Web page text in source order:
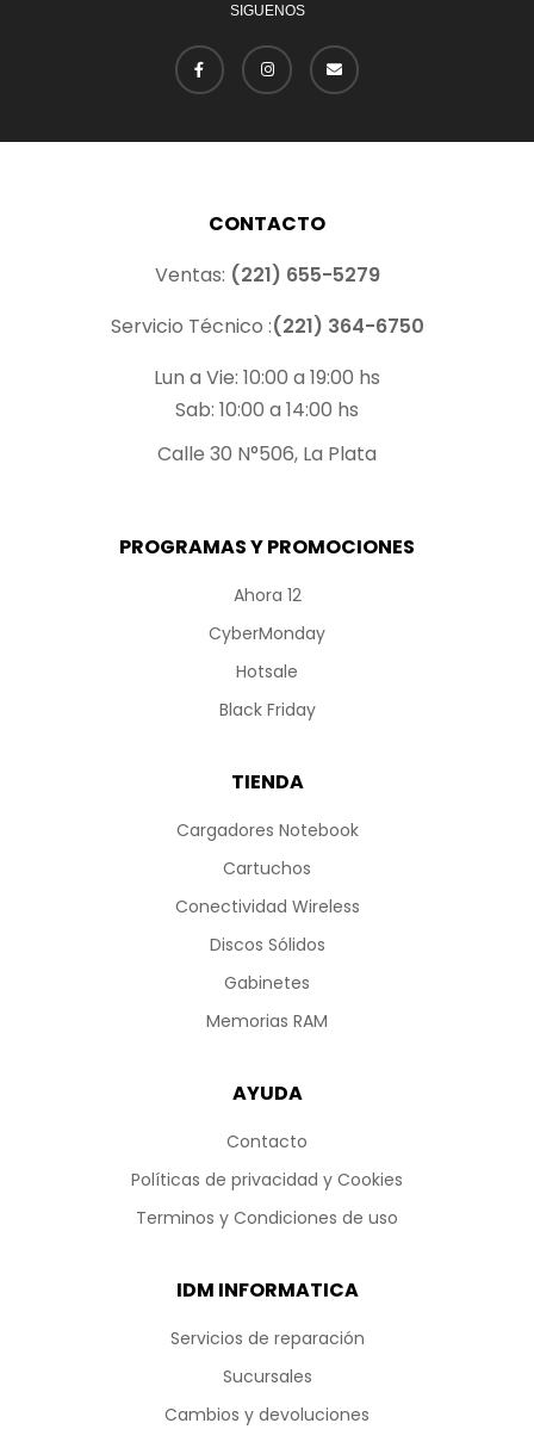
SIGUENOS
PROGRAMAS Y PROMOCIONES
Ahora 12
CyberMonday
Hotsale
Black Friday
TIENDA
Cargadores Notebook
Cartuchos
Conectividad Wireless
Discos Sólidos
Gabinetes
Memorias RAM
AYUDA
Contacto
Políticas de privacidad y Cookies
Terminos y Condiciones de uso
IDM INFORMATICA
Servicios de reparación
Sucursales
Cambios y devoluciones
CONTACTO
Ventas: (221) 655-5279
Servicio Técnico :(221) 364-6750
Lun a Vie: 10:00 a 19:00 hs
Sab: 10:00 a 14:00 hs
Calle 30 N°506, La Plata